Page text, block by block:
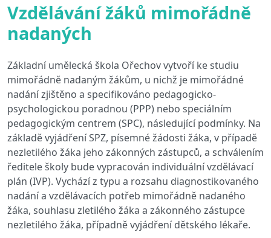
Vzdělávání žáků mimořádně
nadaných
Základní umělecká škola Ořechov vytvoří ke studiu
mimořádně nadaným žákům, u nichž je mimořádné
nadání zjištěno a specifikováno pedagogicko-
psychologickou poradnou (PPP) nebo speciálním
pedagogickým centrem (SPC), následující podmínky. Na
základě vyjádření SPZ, písemné žádosti žáka, v případě
nezletilého žáka jeho zákonných zástupců, a schválením
ředitele školy bude vypracován individuální vzdělávací
plán (IVP). Vychází z typu a rozsahu diagnostikovaného
nadání a vzdělávacích potřeb mimořádně nadaného
žáka, souhlasu zletilého žáka a zákonného zástupce
nezletilého žáka, případně vyjádření dětského lékaře.